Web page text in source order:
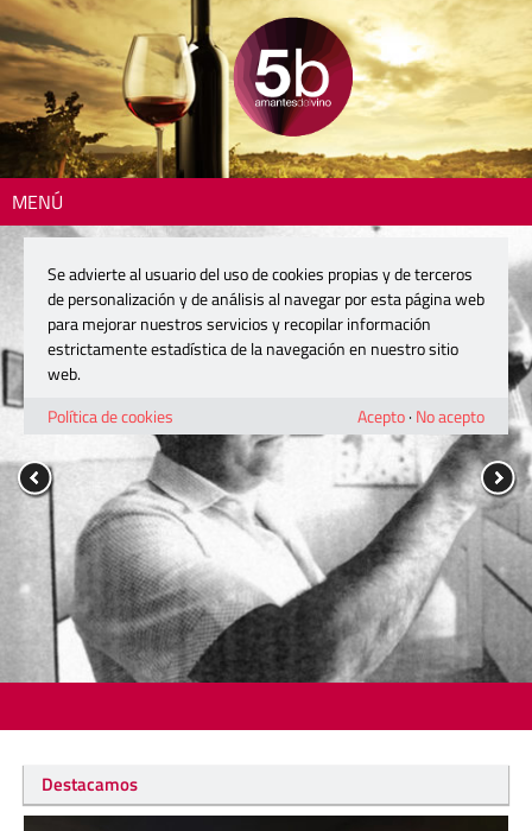
MENÚ
Destacamos
Se advierte al usuario del uso de cookies propias y de terceros
de personalización y de análisis al navegar por esta página web
para mejorar nuestros servicios y recopilar información
estrictamente estadística de la navegación en nuestro sitio
web.
Política de cookies
Acepto· No acepto